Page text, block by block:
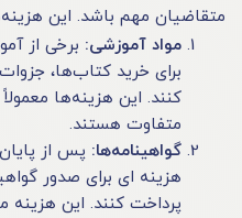
متقاضیان مهم باشد. این
مواد آموزشی: برخی از
برای خرید کتاب‌ها،
کنند. این هزینه‌ها
متفاوت هستند.
گواهینامه‌ها: پس از
هزینه ای برای صدور
پرداخت کنند. این